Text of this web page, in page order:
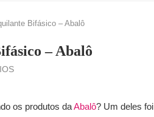
Bifásico – Abalô
– Abalô
os produtos daAbalô? Um deles